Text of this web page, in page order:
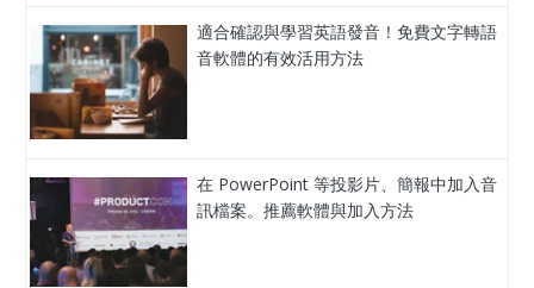
適合確認與學習英語發音！免費文字轉語
音軟體的有效活用方法
在 PowerPoint 等投影片、簡報中加入音
訊檔案。推薦軟體與加入方法